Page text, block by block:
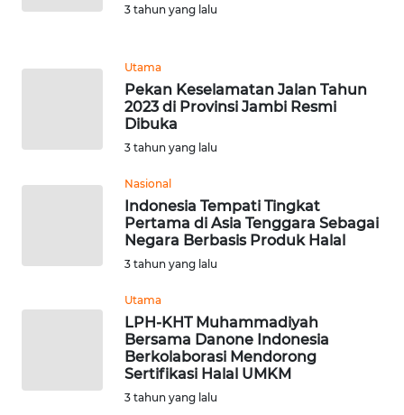
3 tahun yang lalu
Utama
Pekan Keselamatan Jalan Tahun
2023 di Provinsi Jambi Resmi
Dibuka
3 tahun yang lalu
Nasional
Indonesia Tempati Tingkat
Pertama di Asia Tenggara Sebagai
Negara Berbasis Produk Halal
3 tahun yang lalu
Utama
LPH-KHT Muhammadiyah
Bersama Danone Indonesia
Berkolaborasi Mendorong
Sertifikasi Halal UMKM
3 tahun yang lalu
WN
SUMBAR